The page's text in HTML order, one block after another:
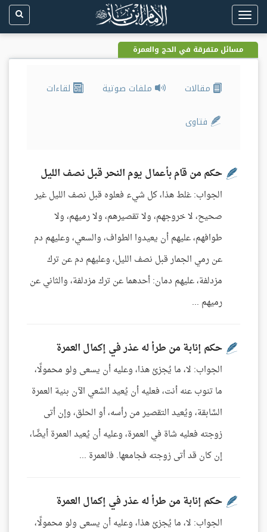
Toggle
navigation
مسائل متفرقة في الحج والعمرة
مقالات ملفات صوتية لقاءات
فتاوى
حكم من قام بأعمال يوم النحر قبل نصف الليل
الجواب: غلط هذا، كل شيء فعلوه قبل نصف الليل غير
صحيح، لا خروجهم، ولا تقصيرهم، ولا رميهم، ولا
طوافهم، عليهم أن يعيدوا الطواف، والسعي، وعليهم دم
عن رمي الجمار قبل نصف الليل، وعليهم دم عن ترك
مزدلفة، عليهم دمان: أحدهما عن ترك مزدلفة، والثاني عن
رميهم ...
حكم إنابة من طرأ له عذر في إكمال العمرة
الجواب: لا، ما يُجزئ هذا، وعليه أن يسعى ولو محمولًا،
ما تنوب عنه أنت، فعليه أن يُعيد السَّعي الآن بنية العمرة
السَّابقة، ويُعيد التقصير من رأسه، أو الحلق، وإن أتى
زوجته فعليه شاة في العمرة، وعليه أن يُعيد العمرة أيضًا،
إن كان قد أتى زوجته فجامعها. فالعمرة ...
حكم إنابة من طرأ له عذر في إكمال العمرة
الجواب: لا، ما يُجزئ هذا، وعليه أن يسعى ولو محمولًا،